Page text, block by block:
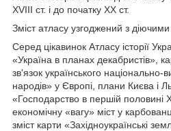
XVIIІ ст. і до початку ХХ ст.
Зміст атласу узгоджений з
Серед цікавинок Атласу історії
«Україна в планах декабристів»,
зв'язок українського
народів» у Європі, плани Києва і
«Господарство в першій половині
економічну «вагу» міст у
зміст карти «Західноукраїнські